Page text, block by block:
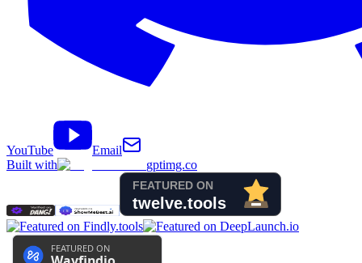
YouTube
Email
Built with
gptimg.co